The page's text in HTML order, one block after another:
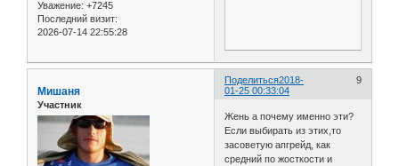
Уважение: +7245
Последний визит:
2026-07-14 22:55:28
Поделиться 9
2018-
01-25 00:33:04
Мишаня
Участник
Жень а почему именно эти?
Если выбирать из этих,то
засоветую апгрейд, как
средний по жосткости и